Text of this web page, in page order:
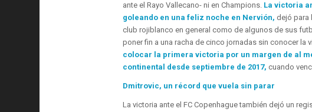
ante el Rayo Vallecano- ni en Champions. La victoria
goleando en una feliz noche en Nervión, dejó para
club rojiblanco en general como de algunos de sus
poner fin a una racha de cinco jornadas sin conocer la
colocar la primera victoria por un margen de al
continental desde septiembre de 2017, cuando
Dmitrovic, un récord que vuela sin parar
La victoria ante el FC Copenhague también dejó un